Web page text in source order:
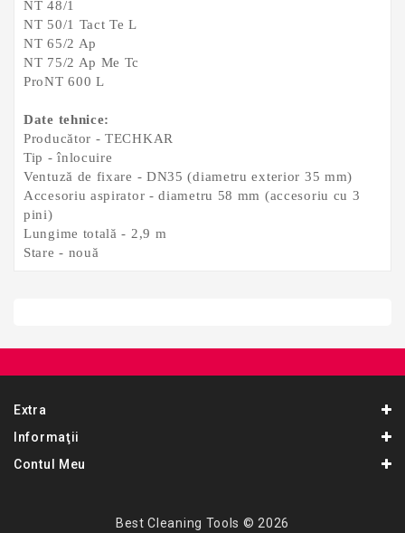
NT 48/1
NT 50/1 Tact Te L
NT 65/2 Ap
NT 75/2 Ap Me Tc
ProNT 600 L
Date tehnice:
Producător - TECHKAR
Tip - înlocuire
Ventuză de fixare - DN35 (diametru exterior 35 mm)
Accesoriu aspirator - diametru 58 mm (accesoriu cu 3
pini)
Lungime totală - 2,9 m
Stare - nouă
Extra
Informaţii
Contul Meu
Best Cleaning Tools © 2026